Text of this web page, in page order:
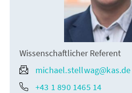
Wissenschaftlicher Referent
michael.stellwag@kas.de
+43 1 890 1465 14